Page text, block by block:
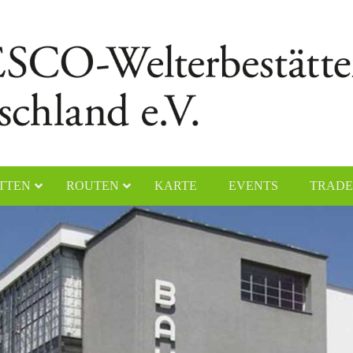
Dom
Dom
„Die Wies“
Lorsch
Naumburger Dom
Klosteranlage Maulbronn
ROUTEN KARTE EVENTS